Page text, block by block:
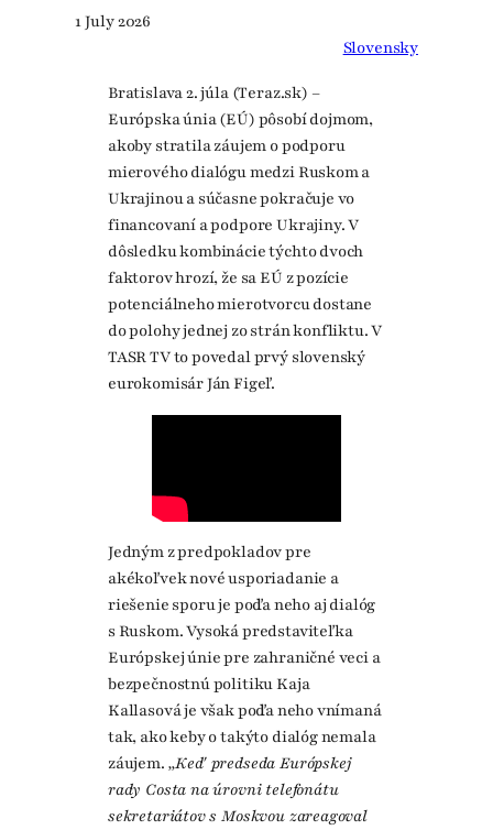
1 July 2026
Slovensky
Bratislava 2. júla (Teraz.sk) –
Európska únia (EÚ) pôsobí dojmom,
akoby stratila záujem o podporu
mierového dialógu medzi Ruskom a
Ukrajinou a súčasne pokračuje vo
financovaní a podpore Ukrajiny. V
dôsledku kombinácie týchto dvoch
faktorov hrozí, že sa EÚ z pozície
potenciálneho mierotvorcu dostane
do polohy jednej zo strán konfliktu. V
TASR TV to povedal prvý slovenský
eurokomisár Ján Figeľ.
Jedným z predpokladov pre
akékoľvek nové usporiadanie a
riešenie sporu je podľa neho aj dialóg
s Ruskom. Vysoká predstaviteľka
Európskej únie pre zahraničné veci a
bezpečnostnú politiku Kaja
Kallasová je však podľa neho vnímaná
tak, ako keby o takýto dialóg nemala
záujem. „Keď predseda Európskej
rady Costa na úrovni telefonátu
sekretariátov s Moskvou zareagoval